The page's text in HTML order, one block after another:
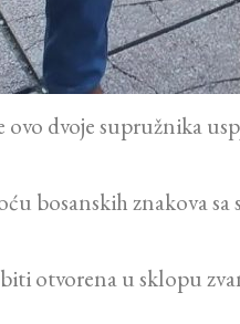
ovo dvoje supružnika
bosanskih znakova
otvorena u sklopu